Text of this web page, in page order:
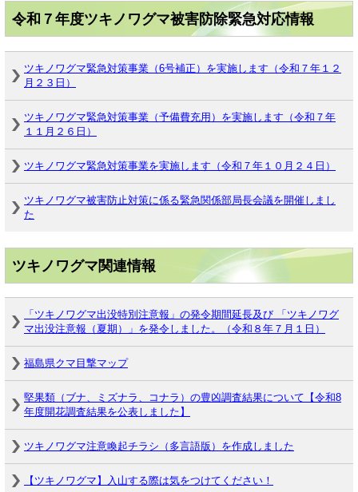
令和７年度ツキノワグマ被害防除緊急対応情報
ツキノワグマ緊急対策事業（6号補正）を実施します（令和７年１２
月２３日）
ツキノワグマ緊急対策事業（予備費充用）を実施します（令和７年
１１月２６日）
ツキノワグマ緊急対策事業を実施します（令和７年１０月２４日）
ツキノワグマ被害防止対策に係る緊急関係部局長会議を開催しまし
た
ツキノワグマ関連情報
「ツキノワグマ出没特別注意報」の発令期間延長及び 「ツキノワグ
マ出没注意報（夏期）」を発令しました。（令和８年７月１日）
福島県クマ目撃マップ
堅果類（ブナ、ミズナラ、コナラ）の豊凶調査結果について【令和8
年度開花調査結果を公表しました】
ツキノワグマ注意喚起チラシ（多言語版）を作成しました
【ツキノワグマ】入山する際は気をつけてください！